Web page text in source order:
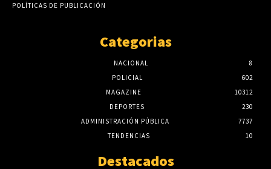
POLÍTICAS DE PUBLICACIÓN
Categorias
NACIONAL
8
POLICIAL
602
MAGAZINE
10312
DEPORTES
230
ADMINISTRACIÓN PÚBLICA
7737
TENDENCIAS
10
Destacados